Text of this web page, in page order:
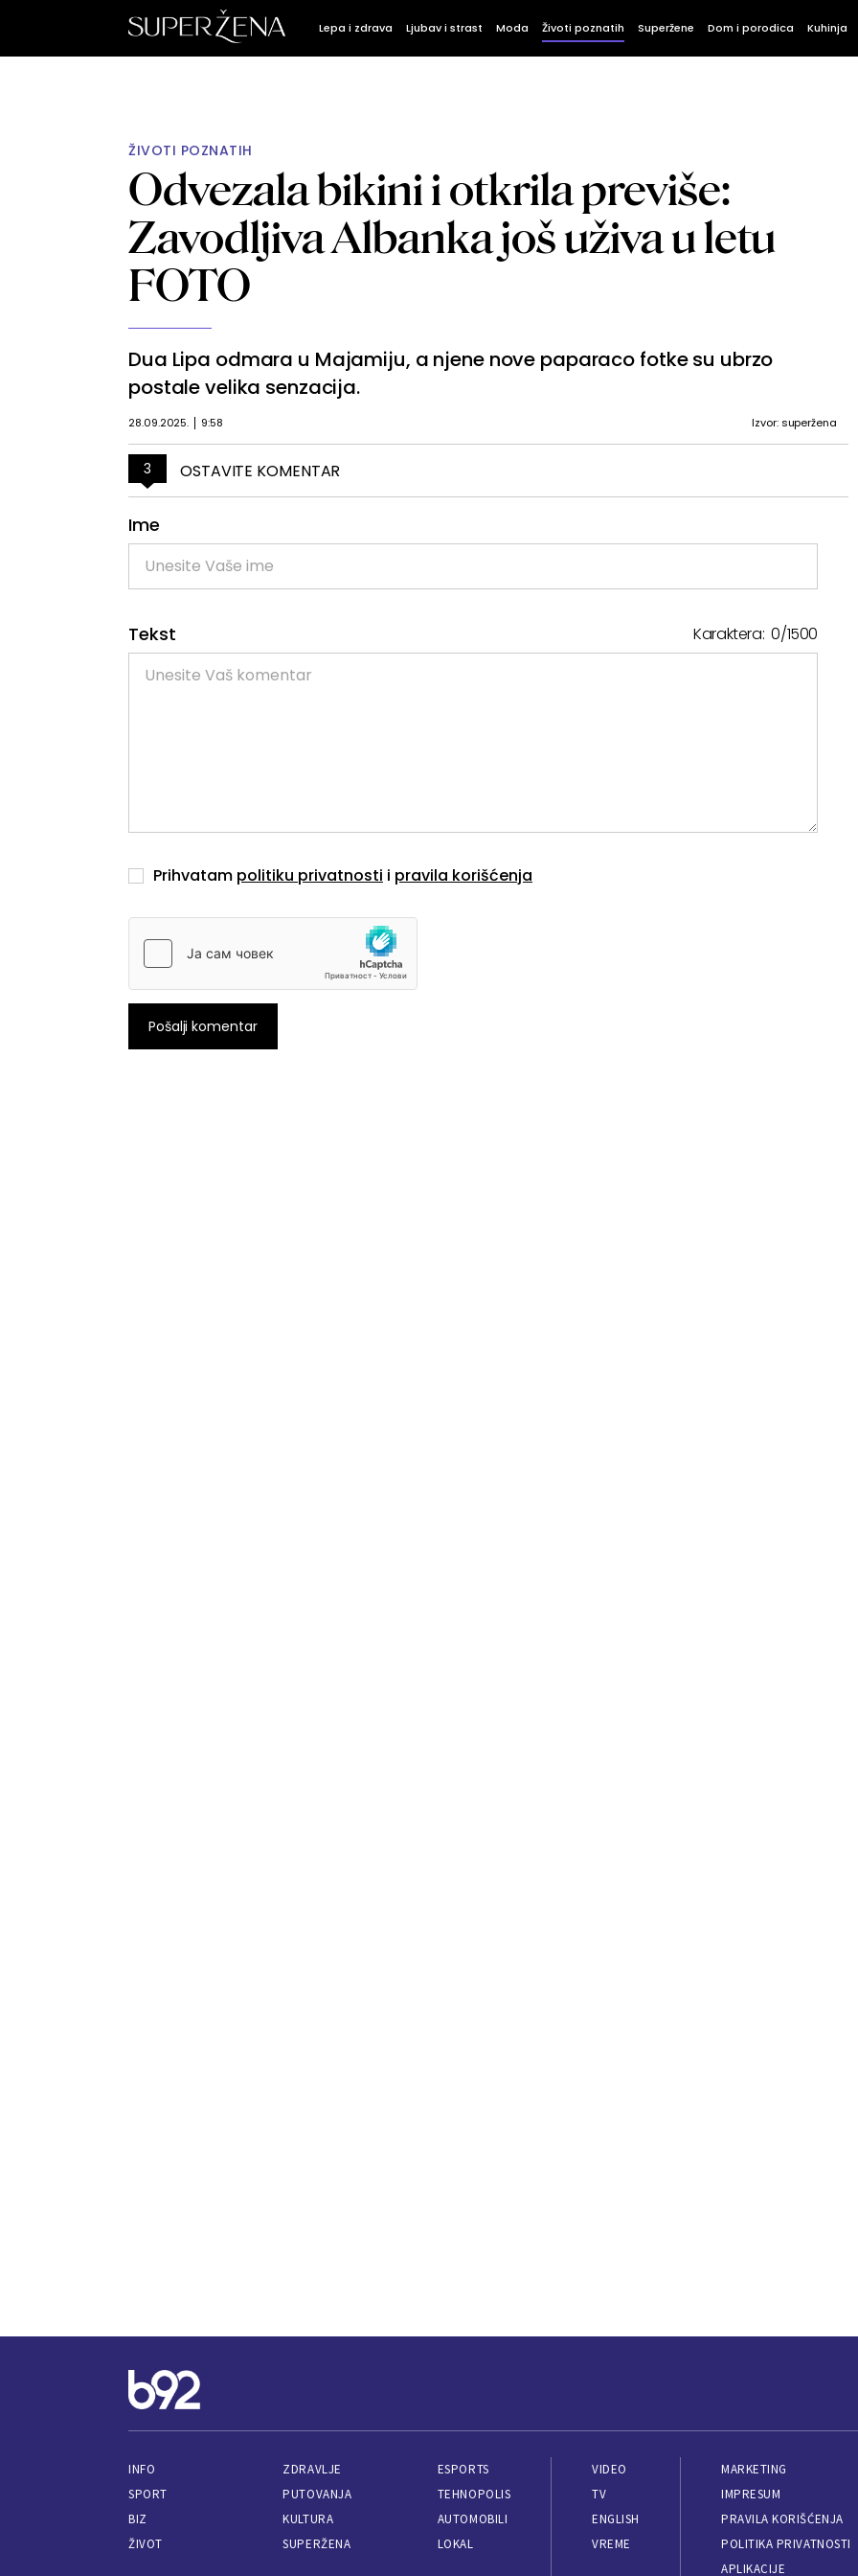
Lepa i zdrava Ljubav i strast Moda Životi poznatih Superžene Dom i porodica Kuhinja
ŽIVOTI POZNATIH
Odvezala bikini i otkrila previše:
Zavodljiva Albanka još uživa u letu
FOTO
Dua Lipa odmara u Majamiju, a njene nove paparaco fotke su ubrzo
postale velika senzacija.
28.09.2025. 9:58 Izvor: superžena
3 OSTAVITE KOMENTAR
Ime
Tekst Karaktera:0/1500
Prihvatam politiku privatnosti i pravila korišćenja
Pošalji komentar
INFO
SPORT
BIZ
ŽIVOT
ZDRAVLJE
PUTOVANJA
KULTURA
SUPERŽENA
ESPORTS
TEHNOPOLIS
AUTOMOBILI
LOKAL
VIDEO
TV
ENGLISH
VREME
MARKETING
IMPRESUM
PRAVILA KORIŠĆENJA
POLITIKA PRIVATNOSTI
APLIKACIJE